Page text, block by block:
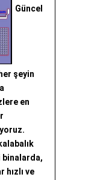
Güncel
şeyin
en
binalarda,
hızlı ve